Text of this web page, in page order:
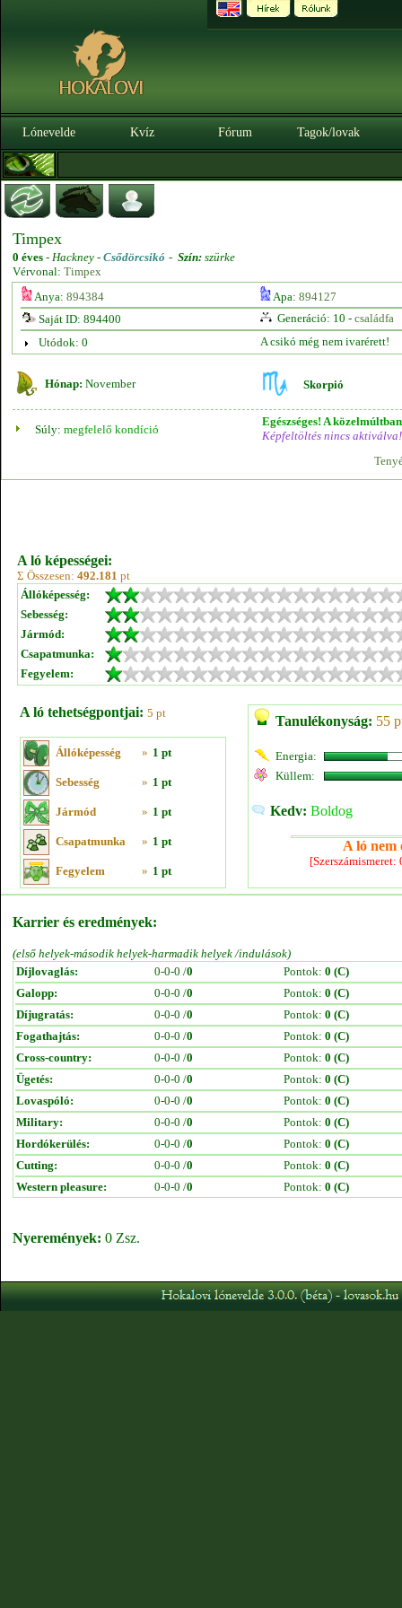
Lónevelde Kvíz Fórum Tagok/lovak
Timpex
0 éves - Hackney - Csődörcsikó - Szín: szürke
Vérvonal: Timpex
Anya: 894384 Apa: 894127
Saját ID: 894400
Generáció: 10 - családfa
Utódok: 0
A csikó még nem ivarérett!
Hónap: November Skorpió
Súly: megfelelő kondíció
Egészséges! A
Képfeltöltés nincs aktiválva!
A ló képességei:
Σ Összesen: 492.181 pt
Állóképesség:
Sebesség:
Jármód:
Csapatmunka:
Fegyelem:
A ló tehetségpontjai: 5 pt
Állóképesség » 1 pt
Sebesség » 1 pt
Jármód » 1 pt
Csapatmunka » 1 pt
Fegyelem » 1 pt
Tanulékonyság: 55
Energia:
Küllem:
Kedv: Boldog
A ló nem
Karrier és eredmények:
(első helyek-második helyek-harmadik helyek /indulások)
Díjlovaglás:
0-0-0 /0 Pontok: 0 (C)
Galopp:
0-0-0 /0 Pontok: 0 (C)
Díjugratás:
0-0-0 /0 Pontok: 0 (C)
Fogathajtás:
0-0-0 /0 Pontok: 0 (C)
Cross-country:
0-0-0 /0 Pontok: 0 (C)
Ügetés:
0-0-0 /0 Pontok: 0 (C)
Lovaspóló:
0-0-0 /0 Pontok: 0 (C)
Military:
0-0-0 /0 Pontok: 0 (C)
Hordókerülés:
0-0-0 /0 Pontok: 0 (C)
Cutting:
0-0-0 /0 Pontok: 0 (C)
Western pleasure:
0-0-0 /0 Pontok: 0 (C)
Nyeremények: 0 Zsz.